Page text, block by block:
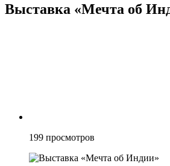
Выставка «Мечта об
199 просмотров